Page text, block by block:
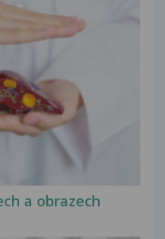
a obrazech